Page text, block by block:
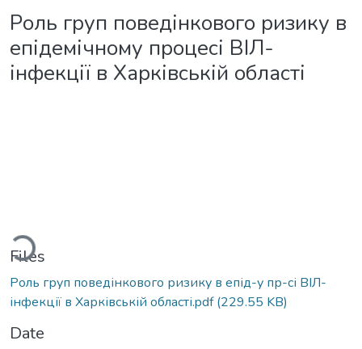
Роль груп поведінкового ризику в
епідемічному процесі ВІЛ-
інфекції в Харківській області
Files
Роль груп поведінкового ризику в епід-у пр-сі ВІЛ-
інфекції в Харківській області.pdf(229.55 KB)
Date